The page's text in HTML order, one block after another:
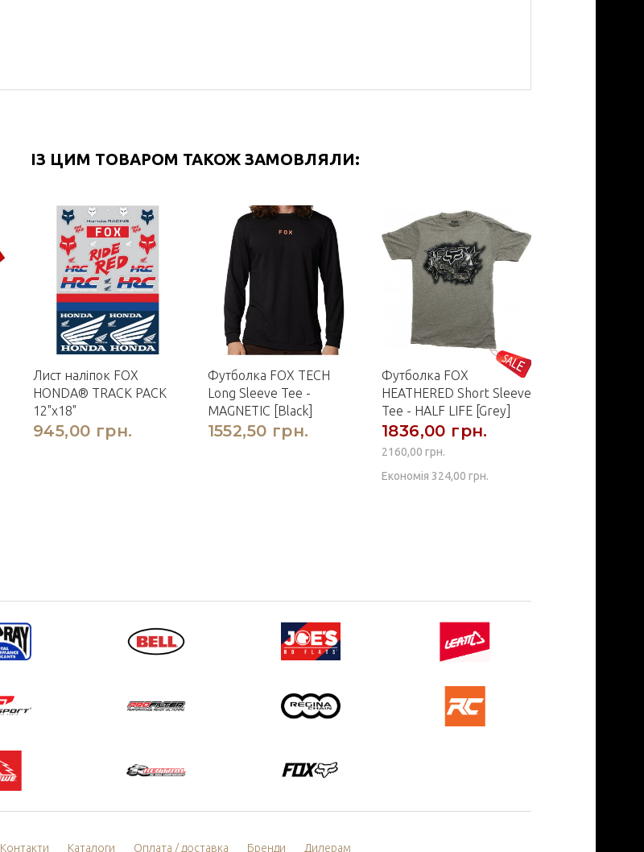
ІЗ ЦИМ ТОВАРОМ ТАКОЖ ЗАМОВЛЯЛИ:
Лист наліпок FOX
HONDA® TRACK PACK
12"x18"
945,00 грн.
Футболка FOX TECH
Long Sleeve Tee -
MAGNETIC [Black]
1552,50 грн.
Футболка FOX
HEATHERED Short Sleeve
Tee - HALF LIFE [Grey]
1836,00 грн.
2160,00 грн.
Економія 324,00 грн.
Контакти Каталоги Оплата / доставка Бренди Дилерам